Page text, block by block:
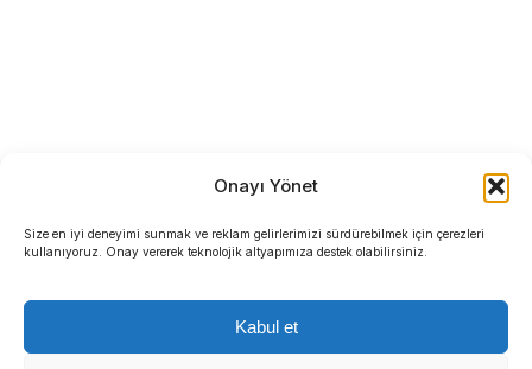
Onayı Yönet
Size en iyi deneyimi sunmak ve reklam gelirlerimizi sürdürebilmek için çerezleri
kullanıyoruz. Onay vererek teknolojik altyapımıza destek olabilirsiniz.
Kabul et